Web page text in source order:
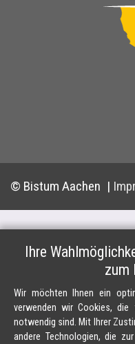
© Bistum Aachen
Ihre
zum
Wir möchten Ihnen ein
verwenden wir Cookies, die
notwendig sind. Mit Ihrer
andere Technologien, die